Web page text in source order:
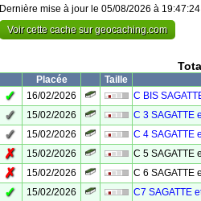
Dernière mise à jour le 05/08/2026 à 19:47:24
Voir cette cache sur geocaching.com
Placée
Taille
✓ 16/02/2026
C BIS
✓ 15/02/2026
C 3 SAGATTE
✓ 15/02/2026
C 4 SAGATTE
✗ 15/02/2026
C 5 SAGATTE
✗ 15/02/2026
C 6 SAGATTE
✓ 15/02/2026
C7 SAGATTE